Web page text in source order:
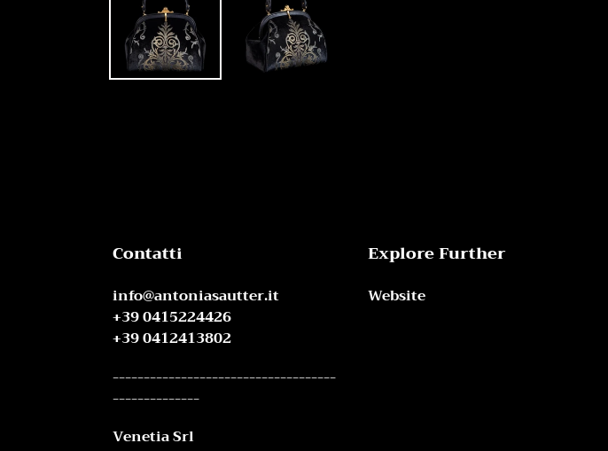
Contatti
info@antoniasautter.it
+39 0415224426
+39 0412413802
------------------------------------
--------------
Venetia Srl
Explore Further
Website